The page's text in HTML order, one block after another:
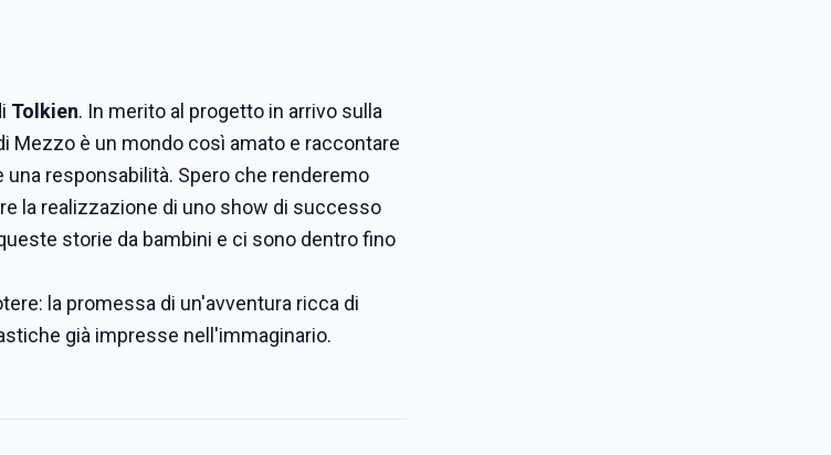
Tolkien. In merito al progetto in arrivo sulla
Mezzo è un mondo così amato e raccontare
una responsabilità. Spero che renderemo
la realizzazione di uno show di successo
storie da bambini e ci sono dentro fino
la promessa di un'avventura ricca di
già impresse nell'immaginario.